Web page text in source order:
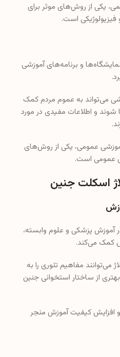
یکی از روش‌های موثر برای
فیزیولوژیکی است.
و برنامه‌های آموزشی
می‌تواند به عموم مردم کمک
شوند و اطلاعات مفیدی در مورد
آموزشی عمومی، یکی از روش‌های
عمومی است.
اسکلت جنین
آموزش پزشکی و علوم وابسته،
کمک می‌کند.
می‌توانند مفاهیم تئوری را به
از ساختار استخوانی جنین
و افزایش کیفیت آموزش منجر